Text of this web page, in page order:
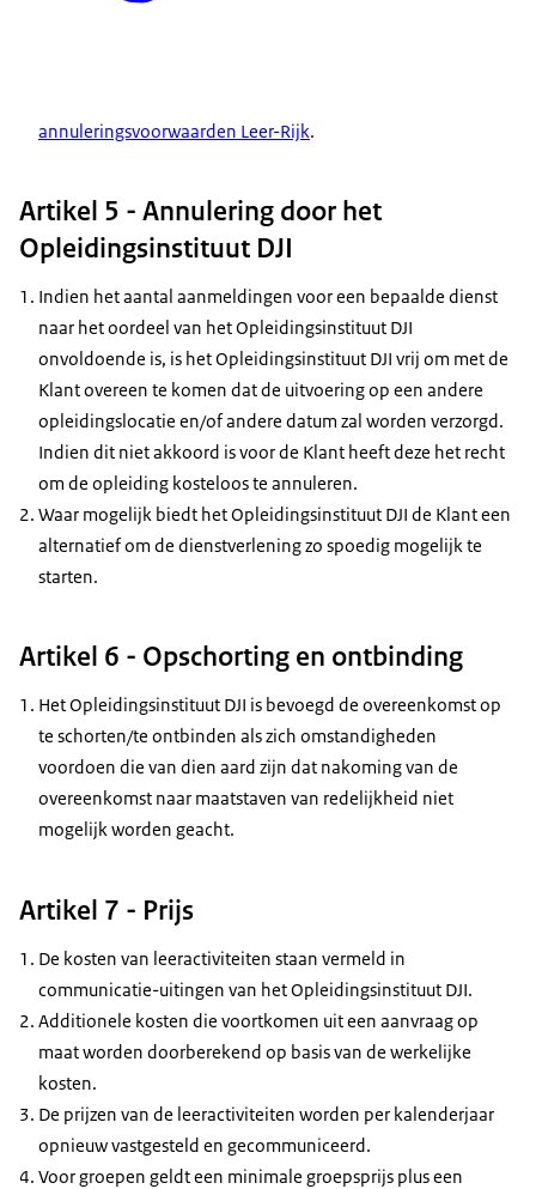
annuleringsvoorwaarden Leer-Rijk.
Artikel 5 - Annulering door het
Opleidingsinstituut DJI
Indien het aantal aanmeldingen voor een bepaalde dienst
naar het oordeel van het Opleidingsinstituut DJI
onvoldoende is, is het Opleidingsinstituut DJI vrij om met de
Klant overeen te komen dat de uitvoering op een andere
opleidingslocatie en/of andere datum zal worden verzorgd.
Indien dit niet akkoord is voor de Klant heeft deze het recht
om de opleiding kosteloos te annuleren.
Waar mogelijk biedt het Opleidingsinstituut DJI de Klant een
alternatief om de dienstverlening zo spoedig mogelijk te
starten.
Artikel 6 - Opschorting en ontbinding
Het Opleidingsinstituut DJI is bevoegd de overeenkomst op
te schorten/te ontbinden als zich omstandigheden
voordoen die van dien aard zijn dat nakoming van de
overeenkomst naar maatstaven van redelijkheid niet
mogelijk worden geacht.
Artikel 7 - Prijs
De kosten van leeractiviteiten staan vermeld in
communicatie-uitingen van het Opleidingsinstituut DJI.
Additionele kosten die voortkomen uit een aanvraag op
maat worden doorberekend op basis van de werkelijke
kosten.
De prijzen van de leeractiviteiten worden per kalenderjaar
opnieuw vastgesteld en gecommuniceerd.
Voor groepen geldt een minimale groepsprijs plus een